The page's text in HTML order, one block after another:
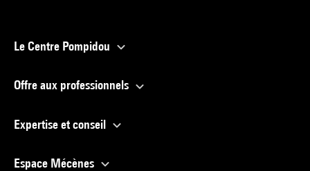
Le Centre Pompidou
Offre aux professionnels
Expertise et conseil
Espace Mécènes